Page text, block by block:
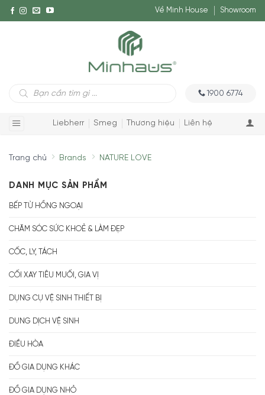
Về Minh House Showroom
Tìm
kiếm
1900 6774
Liebherr Smeg Thương hiệu Liên hệ
Trang chủ Brands NATURE LOVE
DANH MỤC SẢN PHẨM
BẾP TỪ HỒNG NGOẠI
CHĂM SÓC SỨC KHOẺ & LÀM ĐẸP
CỐC, LY, TÁCH
CỐI XAY TIÊU MUỐI, GIA VỊ
DỤNG CỤ VỆ SINH THIẾT BỊ
DUNG DỊCH VỆ SINH
ĐIỀU HÒA
ĐỒ GIA DỤNG KHÁC
ĐỒ GIA DỤNG NHỎ